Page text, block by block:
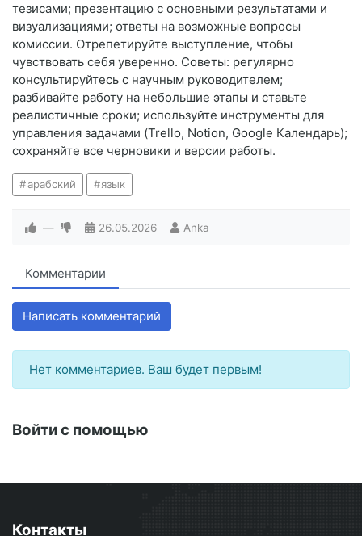
тезисами; презентацию с основными результатами и
визуализациями; ответы на возможные вопросы
комиссии. Отрепетируйте выступление, чтобы
чувствовать себя уверенно. Советы: регулярно
консультируйтесь с научным руководителем;
разбивайте работу на небольшие этапы и ставьте
реалистичные сроки; используйте инструменты для
управления задачами (Trello, Notion, Google Календарь);
сохраняйте все черновики и версии работы.
арабский язык
— 26.05.2026 Anka
Комментарии
Написать комментарий
Нет комментариев. Ваш будет первым!
Войти с помощью
Контакты